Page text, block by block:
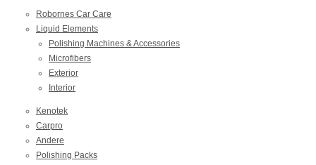
Robornes Car Care
Liquid Elements
Polishing Machines & Accessories
Microfibers
Exterior
Interior
Kenotek
Carpro
Andere
Polishing Packs